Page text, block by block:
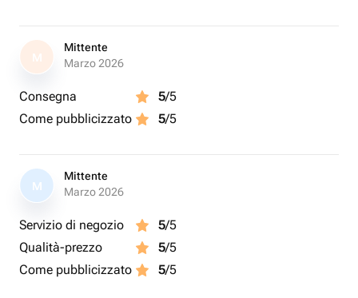
M
Mittente
Marzo 2026
Consegna 5/5
Come pubblicizzato
5/5
M
Mittente
Marzo 2026
Servizio di negozio 5/5
Qualità-prezzo
5/5
Come pubblicizzato
5/5